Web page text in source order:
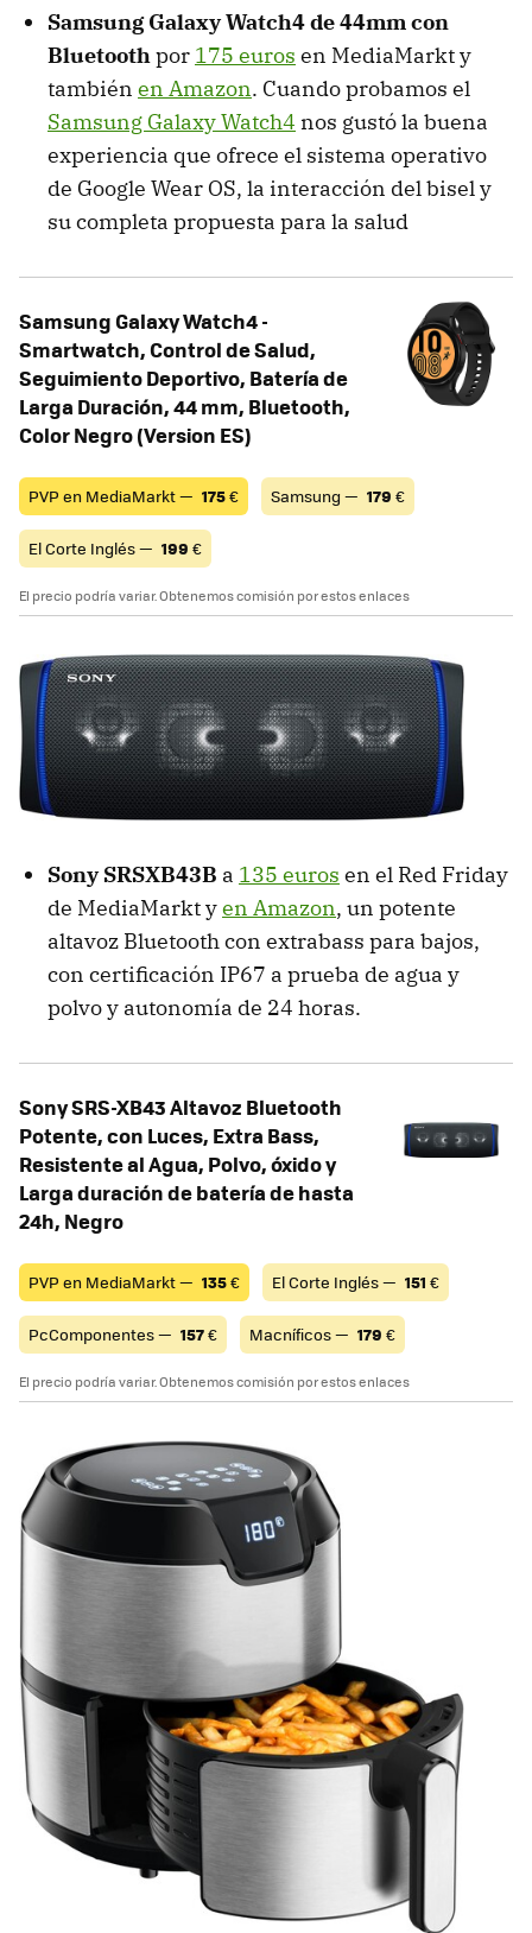
Samsung Galaxy Watch4 de 44mm con
Bluetoothpor 175 euros en MediaMarkt y
también en Amazon. Cuando probamos el
Samsung Galaxy Watch4 nos gustó la buena
experiencia que ofrece el sistema operativo
de Google Wear OS, la interacción del bisel y
su completa propuesta para la salud
Samsung Galaxy Watch4 -
Smartwatch, Control de Salud,
Seguimiento Deportivo, Batería de
Larga Duración, 44 mm, Bluetooth,
Color Negro (Version ES)
PVP en MediaMarkt — 175€ Samsung — 179 €
El Corte Inglés — 199 €
El precio podría variar. Obtenemos comisión por estos enlaces
Sony SRSXB43B a 135 euros en el Red Friday
de MediaMarkt yen Amazon, un potente
altavoz Bluetooth con extrabass para bajos,
con certificación IP67 a prueba de agua y
polvo y autonomía de 24 horas.
Sony SRS-XB43 Altavoz Bluetooth
Potente, con Luces, Extra Bass,
Resistente al Agua, Polvo, óxido y
Larga duración de batería de hasta
24h, Negro
PVP en MediaMarkt — 135€ El Corte Inglés — 151 €
PcComponentes — 157€ Macníficos — 179 €
El precio podría variar. Obtenemos comisión por estos enlaces